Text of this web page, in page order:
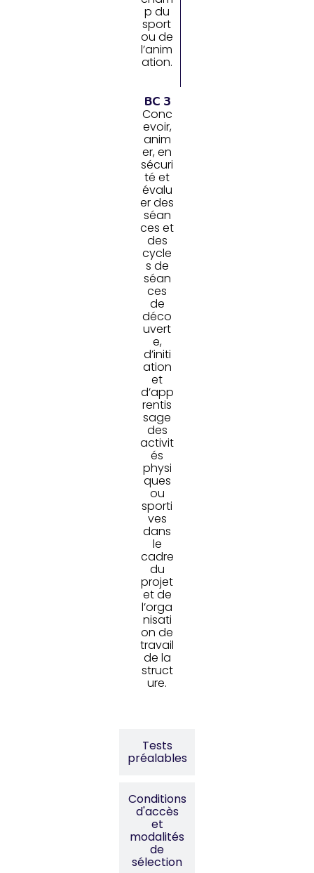
Tests
préalables
Conditions
d'accès
et
modalités
de
sélection
p du
sport
ou de
l’anim
ation.
BC 3
Conc
evoir,
anim
er, en
sécuri
té et
évalu
er des
séan
ces et
des
cycle
s de
séan
ces
de
déco
uvert
e,
d’initi
ation
et
d’app
rentis
sage
des
activit
és
physi
ques
ou
sporti
ves
dans
le
cadre
du
projet
et de
l’orga
nisati
on de
travail
de la
struct
ure.